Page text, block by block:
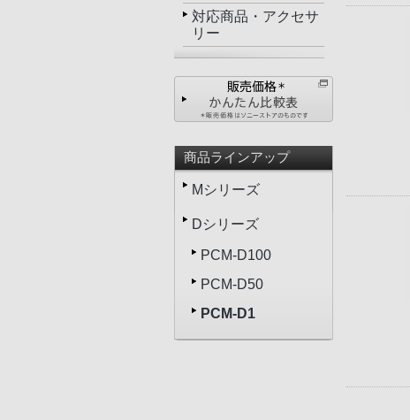
対応商品・アクセサ
リー
商品ラインアップ
Mシリーズ
Dシリーズ
PCM-D100
PCM-D50
PCM-D1